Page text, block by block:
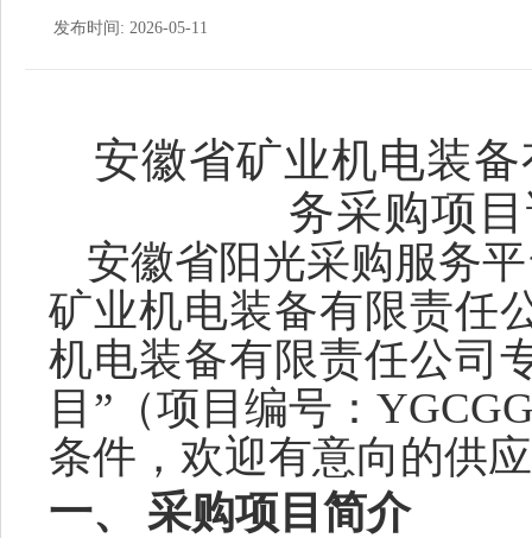
发布时间: 2026-05-11
安徽省矿业机电装
务采购项目
安徽省阳光采购服务
矿业机电装备有限责任
机电装备有限责任公司
目 ”（项目编号：
条件，欢迎有意向的供
一、
采购项目简介